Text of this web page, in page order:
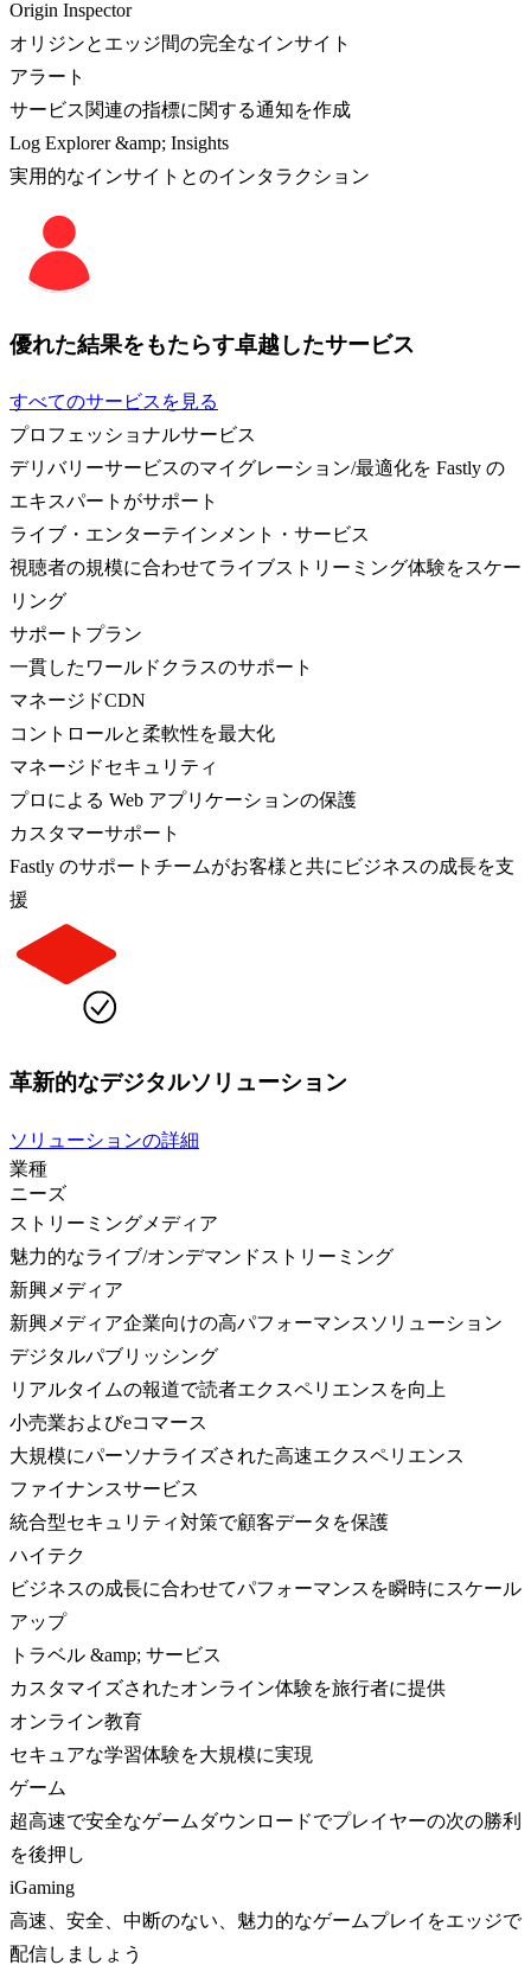
Origin Inspector
オリジンとエッジ間の完全なインサイト
アラート
サービス関連の指標に関する通知を作成
Log Explorer &amp; Insights
実用的なインサイトとのインタラクション
優れた結果をもたらす卓越したサービス
すべてのサービスを見る
プロフェッショナルサービス
デリバリーサービスのマイグレーション/最適化を Fastly の
エキスパートがサポート
ライブ・エンターテインメント・サービス
視聴者の規模に合わせてライブストリーミング体験をスケー
リング
サポートプラン
一貫したワールドクラスのサポート
マネージドCDN
コントロールと柔軟性を最大化
マネージドセキュリティ
プロによる Web アプリケーションの保護
カスタマーサポート
Fastly のサポートチームがお客様と共にビジネスの成長を支
援
革新的なデジタルソリューション
ソリューションの詳細
業種
ニーズ
ストリーミングメディア
魅力的なライブ/オンデマンドストリーミング
新興メディア
新興メディア企業向けの高パフォーマンスソリューション
デジタルパブリッシング
リアルタイムの報道で読者エクスペリエンスを向上
小売業およびeコマース
大規模にパーソナライズされた高速エクスペリエンス
ファイナンスサービス
統合型セキュリティ対策で顧客データを保護
ハイテク
ビジネスの成長に合わせてパフォーマンスを瞬時にスケール
アップ
トラベル &amp; サービス
カスタマイズされたオンライン体験を旅行者に提供
オンライン教育
セキュアな学習体験を大規模に実現
ゲーム
超高速で安全なゲームダウンロードでプレイヤーの次の勝利
を後押し
iGaming
高速、安全、中断のない、魅力的なゲームプレイをエッジで
配信しましょう